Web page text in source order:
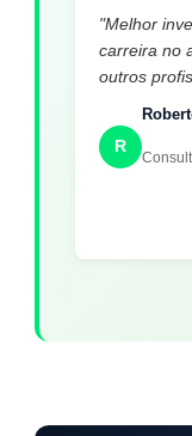
"Melhor
carreira no
outros
R